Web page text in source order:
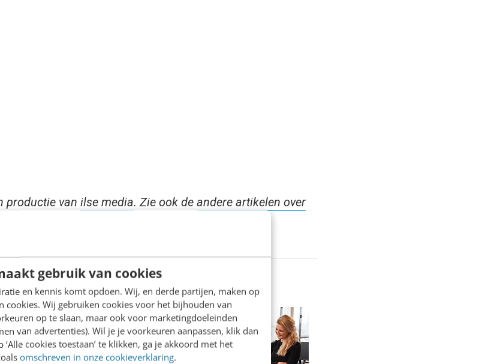
gebruik van cookies
en kennis komt opdoen. Wij, en derde partijen, maken op
cookies. Wij gebruiken cookies voor het bijhouden van
op te slaan, maar ook voor marketingdoeleinden
van advertenties). Wil je je voorkeuren aanpassen, klik dan
‘Alle cookies toestaan’ te klikken, ga je akkoord met het
omschreven in onze cookieverklaring.
productie van ilse media. Zie ook de andere artikelen over
samenwerken
maar er zijn nog meer
zijn ze waardevol in deze tijd
is en efficiënt (samen)werken